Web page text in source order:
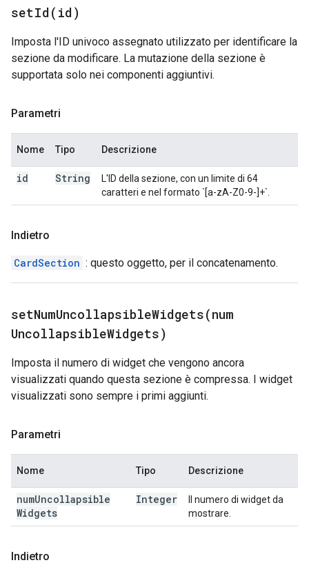
setId( id)
Imposta l'ID univoco assegnato utilizzato per identificare la
sezione da modificare. La mutazione della sezione è
supportata solo nei componenti aggiuntivi.
Parametri
Nome Tipo Descrizione
id String
L'ID della sezione, con un limite di 64
caratteri e nel formato `[a-zA-Z0-9-]+`.
Indietro
CardSection : questo oggetto, per il concatenamento.
setNumUncollapsibleWidgets(num
UncollapsibleWidgets)
Imposta il numero di widget che vengono ancora
visualizzati quando questa sezione è compressa. I widget
visualizzati sono sempre i primi aggiunti.
Parametri
Nome Tipo Descrizione
numUncollapsible
Widgets
Integer
Il numero di widget da
mostrare.
Indietro